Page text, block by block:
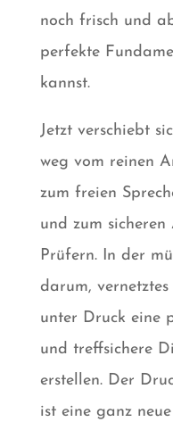
noch frisch und
perfekte
kannst.
Jetzt verschiebt
weg vom reinen
zum freien
und zum
Prüfern. In der
darum,
unter Druck eine
und treffsichere
erstellen. Der
ist eine ganz